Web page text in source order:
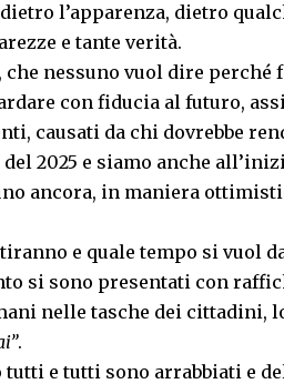
l’apparenza, dietro
e tante verità.
che nessuno vuol dire perché
con fiducia al futuro,
causati da chi dovrebbe
2025 e siamo anche
ancora, in maniera
e quale tempo si vuol
si sono presentati con
nelle tasche dei cittadini,
.
tutti e tutti sono arrabbiati e